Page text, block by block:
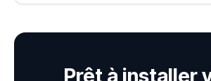
Prêt à installer